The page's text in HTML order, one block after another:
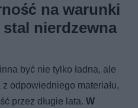
na warunki
nierdzewna
być nie tylko ładna, ale
odpowiedniego materiału,
przez długie lata.W